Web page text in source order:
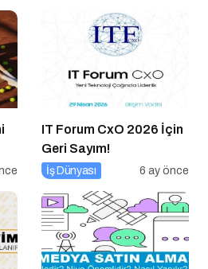
IT Forum CxO 2026 İçin
Geri Sayım!
İş Dünyası 6 ay önce